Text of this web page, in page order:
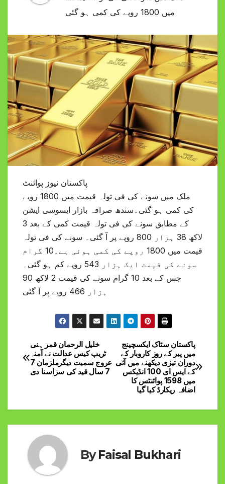
میں 1800 روپے کی کمی ہو گئی
پاکستان نیوز پوائنٹ
ملک میں سونے کی فی تولہ قیمت میں 1800 روپے
کی کمی ہو گئی۔سندھ صرافہ بازار ایسوسی ایشن
کے مطابق سونے کی فی تولہ قیمت کمی کے بعد 3
لاکھ 38 ہزار 800 روپے پر آ گئی۔ سونے کی فی تولہ
قیمت میں 1800 روپے کی کمی ہوئی ہے۔10 گرام
سونے کی قیمت ایک ہزار 543 روپے کم ہو گئی۔
جس کے بعد 10 گرام سونے کی قیمت 2 لاکھ 90
ہزار 466 روپے پر آ گئی
Post
navigation
پاکستان سٹاک ایکسچینج
میں پیر کے روز کاروبار کے
دوران تیزی دیکھنے میں آئی
کے ایس ای 100 انڈیکس
میں 1598 پوائنٹس کا
اضافہ ریکارڈ کیا گیا
خلیل الرحمان قمر ہنی
ٹریپ کیس عدالت نے آمنہ
عروج سمیت دیگرملزمان 7
7 سال قید کی سزاسنا دی
ByFaisal Bukhari